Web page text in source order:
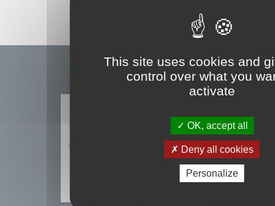
This site uses cookies and
control over what you
activate
OK, accept all
Deny all cookies
Personalize